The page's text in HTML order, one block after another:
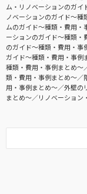
ム・リノベーションのガ
ノベーションのガイド〜
ムのガイド〜種類・費用・
ーションのガイド〜種類・
のガイド〜種類・費用・事
ガイド〜種類・費用・事例
種類・費用・事例まとめ〜
類・費用・事例まとめ〜
用・事例まとめ〜
外壁の
まとめ〜
リノベーション